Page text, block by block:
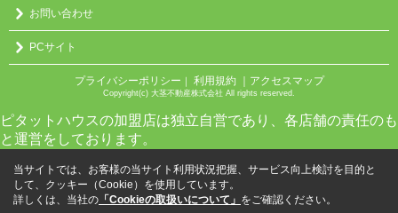
お問い合わせ
PCサイト
プライバシーポリシー 利用規約 ｜アクセスマップ
Copyright(c) 大茎不動産株式会社 All rights reserved.
ピタットハウスの加盟店は独立自営であり、各店舗の責任のも
と運営をしております。
当サイトでは、お客様の当サイト利用状況把握、サービス向上検討を目的と
して、クッキー（Cookie）を使用しています。
詳しくは、当社の 「Cookieの取扱いについて」 をご確認ください。